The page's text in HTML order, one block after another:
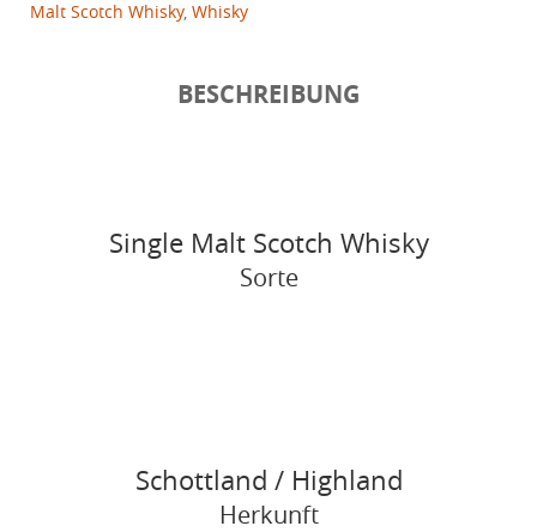
Malt Scotch Whisky, Whisky
BESCHREIBUNG
Single Malt Scotch Whisky
Sorte
Schottland / Highland
Herkunft